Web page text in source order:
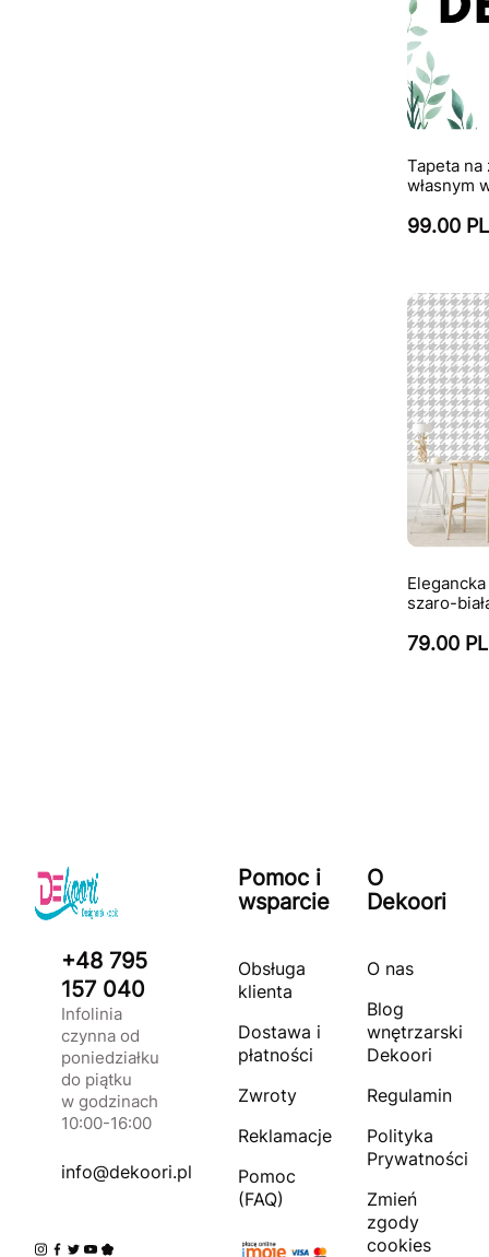
Tapeta
własnym
99.00
szaro-
79.00
+48 795
157 040
Infolinia
czynna od
poniedziałku
do piątku
w godzinach
10:00-16:00
info@dekoori.pl
Pomoc i
wsparcie
Obsługa
klienta
Dostawa i
płatności
Zwroty
Reklamacje
Pomoc
(FAQ)
O
Dekoori
O nas
Blog
wnętrzarski
Dekoori
Regulamin
Polityka
Prywatności
Zmień
zgody
cookies